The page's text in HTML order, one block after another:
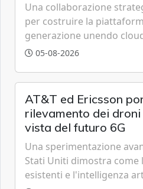
Una collaborazione
per costruire la
generazione unendo
artificiale.
05-08-2026
AT&T ed Ericsson
rilevamento dei
vista del futuro 6G
Una sperimentazione
Stati Uniti dimostra come
esistenti e l'intelligenza